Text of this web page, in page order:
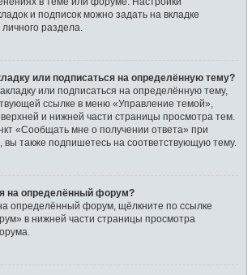
и подписок можно задать на вкладке
раздела.
или подписаться на определённую тему?
или подписаться на определённую тему,
ссылке в меню «Управление темой»,
и нижней части страницы просмотра тем.
«Сообщать мне о получении ответа» при
вы также подпишетесь на соответствующую тему.
на определённый форум?
определённый форум, щёлкните по ссылке
в нижней части страницы просмотра